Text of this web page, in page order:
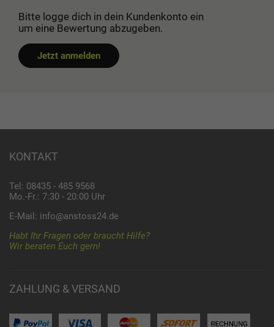
Bitte logge dich in dein Kundenkonto ein
um eine Bewertung abzugeben.
Jetzt anmelden
KONTAKT
Tel: 08435 - 485 9568
Mo.-Fr.: 7:30 - 20:00 Uhr
E-Mail: info@anstoss24.de
Habt Ihr Fragen oder braucht Hilfe?
Wir beraten Euch gern!
ZAHLUNG & VERSAND